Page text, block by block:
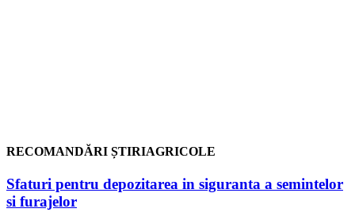
RECOMANDĂRI ȘTIRIAGRICOLE
Sfaturi pentru depozitarea in siguranta a semintelor
si furajelor